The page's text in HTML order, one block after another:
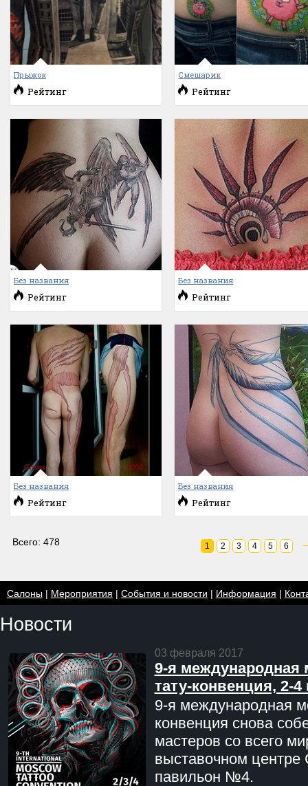
Прыжок
Рейтинг
Смешарик
Рейтинг
Без названия
Рейтинг
Без названия
Рейтинг
Без названия
Рейтинг
Без названия
Рейтинг
Всего: 478 1 2 3 4 5 6
Салоны| Мероприятия | События и новости | Информация |
Новости
03 февраля 2017
9-я международная
тату-конвенция, 2-
9-я международная
конвенция снова
мастеров со всего
выставочном центре
павильон №4.